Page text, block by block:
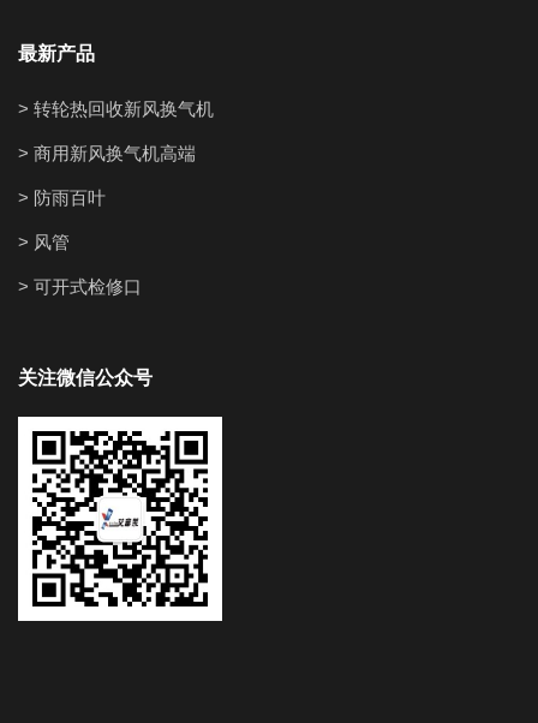
最新产品
> 转轮热回收新风换气机
> 商用新风换气机高端
> 防雨百叶
> 风管
> 可开式检修口
关注微信公众号